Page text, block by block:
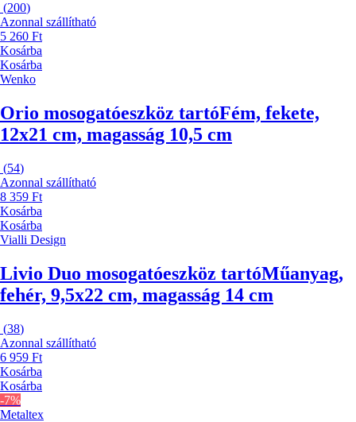
(200)
Azonnal szállítható
5 260 Ft
Kosárba
Kosárba
Wenko
Orio mosogatóeszköz tartóFém, fekete,
12x21 cm, magasság 10,5 cm
(54)
Azonnal szállítható
8 359 Ft
Kosárba
Kosárba
Vialli Design
Livio Duo mosogatóeszköz tartóMűanyag,
fehér, 9,5x22 cm, magasság 14 cm
(38)
Azonnal szállítható
6 959 Ft
Kosárba
Kosárba
-7%
Metaltex